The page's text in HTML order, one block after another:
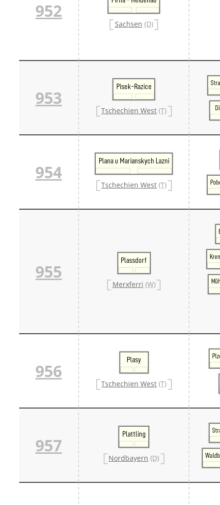
Weitere
Polen
952
Sachsen (D)
953
Pisek-Razice
Tschechien West (T)
954
Plana u Marianskych Lazni
Tschechien West (T)
955
Plassdorf
Merxferri (W)
956
Plasy
Tschechien West (T)
957
Plattling
Nordbayern (D)